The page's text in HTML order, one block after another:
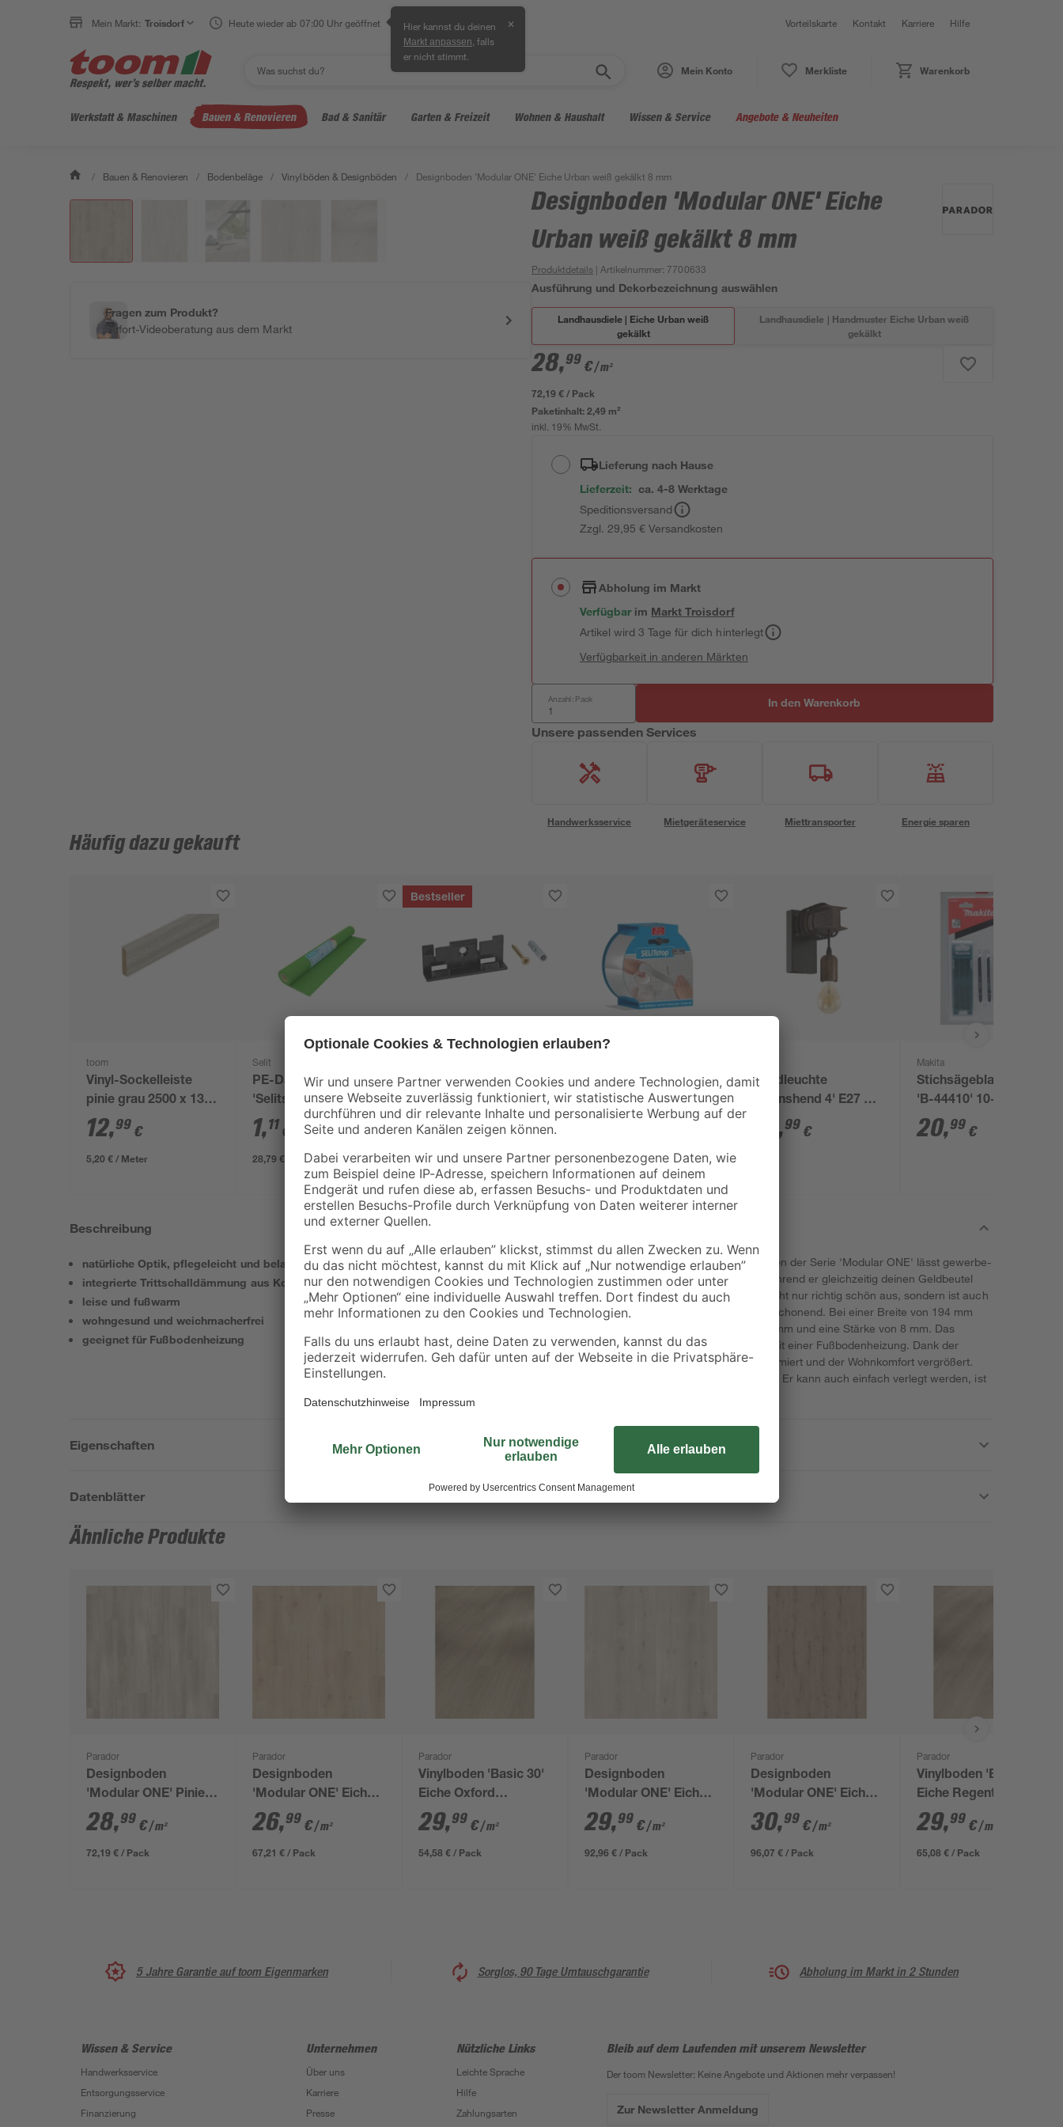
Mein Markt: Troisdorf Heute wieder ab 07:00 Uhr geöffnet Hier kannst du deinen
Markt anpassen , falls
er nicht stimmt.
✕ Vorteilskarte Kontakt Karriere Hilfe
Mein Konto Merkliste Warenkorb
Werkstatt & Maschinen Bauen & Renovieren Bad & Sanitär Garten & Freizeit Wohnen & Haushalt Wissen & Service Angebote & Neuheiten
/ Bauen & Renovieren / Bodenbeläge / Vinylböden & Designböden / Designboden 'Modular ONE' Eiche Urban weiß gekälkt 8 mm
Fragen zum Produkt?
Sofort-Videoberatung aus dem Markt
Designboden 'Modular ONE' Eiche
Urban weiß gekälkt 8 mm
Produktdetails | Artikelnummer: 7700633
Ausführung und Dekorbezeichnung auswählen
Landhausdiele | Eiche Urban weiß
gekälkt
Landhausdiele | Handmuster Eiche Urban weiß
gekälkt
28,99 €/ m²
72,19 € / Pack
Paketinhalt:2,49 m²
inkl. 19% MwSt.
Lieferung nach Hause
Lieferzeit: ca. 4-8 Werktage
Speditionsversand
Zzgl. 29,95 € Versandkosten
Abholung im Markt
Verfügbar im MarktTroisdorf
Artikel wird 3 Tage für dich hinterlegt
Verfügbarkeit in anderen Märkten
Anzahl: Pack In den Warenkorb
Unsere passenden Services
Handwerksservice Mietgeräteservice Miettransporter Energie sparen
Häufig dazu gekauft
toom
Vinyl-Sockelleiste
pinie grau 2500 x 13 x
60 mm
12,99 €
5,20 € / Meter
Selit
PE-Dampfbremse
'Selitstop' 0,2 mm, 2 x
13 m, 26 m²
1,11 €
/ m²
28,79 € / Pack
Bestseller
Clips für
Sockelleisten 'Nr. 1'
schwarz, 20 Stück
8,49 €
Dichtband 'Selitstop'
50 m
6,
0,14 € / Meter
Wandleuchte
'Townshend 4' E27 10
W 19 cm
,99 €
Makita
Stichsägeblatt-Set
'B-44410' 10-teilig
20,99 €
Beschreibung
natürliche Optik, pflegeleicht und belastbar
integrierte Trittschalldämmung aus Kork
leise und fußwarm
wohngesund und weichmacherfrei
geeignet für Fußbodenheizung
Große Wirkung für kleines Geld: Der Designboden der Serie 'Modular ONE' lässt gewerbe-
und Wohnräume in neuem Glanz erstrahlen, während er gleichzeitig deinen Geldbeutel
schont. Aber der Landhausdielenboden sieht nicht nur richtig schön aus, sondern ist auch
äußerst belastbar, leicht zu reinigen und gelenkschonend. Bei einer Breite von 194 mm
haben die Komponenten eine Länge von 1.285 mm und eine Stärke von 8 mm. Das
Produkt eignet sich außerdem für die Nutzung mit einer Fußbodenheizung. Dank der
Trittschalldämmung werden Laufgeräusche minimiert und der Wohnkomfort vergrößert.
Dieser Designboden sieht also nicht nur gut aus. Er kann auch einfach verlegt werden, ist
Eigenschaften
Datenblätter
Ähnliche Produkte
Parador
Designboden
'Modular ONE' Pinie
Rustikal grau 8 mm
28,99 €/ m²
72,19 € / Pack
Parador
Designboden
'Modular ONE' Eiche
Urban hell gekälkt
braun 8 mm
26,99 €/ m²
67,21 € / Pack
Parador
Vinylboden 'Basic 30'
Eiche Oxford
geschliffen gebürstet
hellbraun 9,4 mm
29,99 €/ m²
54,58 € / Pack
Parador
Designboden
'Modular ONE' Eiche
Urban weiß 8 mm
29,99 €/ m²
92,96 € / Pack
Parador
Designboden
'Modular ONE' Eiche
Helios grau 8 mm
30,99 €/ m²
96,07 € / Pack
Parador
Vinylboden 'Basic 5.3'
Eiche Regent Eleganz
grau 5,3 mm
29,99 €/ m²
65,08 € / Pack
5 Jahre Garantie auf toom Eigenmarken Sorglos, 90 Tage Umtauschgarantie Abholung im Markt in 2 Stunden
Wissen & Service
Handwerksservice
Entsorgungsservice
Finanzierung
Unternehmen
Über uns
Karriere
Presse
Nützliche Links
Leichte Sprache
Hilfe
Zahlungsarten
Bleib auf dem Laufenden mit unserem Newsletter
Der toom Newsletter: Keine Angebote und Aktionen mehr verpassen!
Zur Newsletter Anmeldung